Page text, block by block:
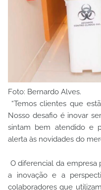
Foto: Bernardo Alves.
“Temos clientes que
Nosso desafio é inovar
sintam bem atendido e
alerta às novidades do
O diferencial da empresa
a inovação e a
colaboradores que